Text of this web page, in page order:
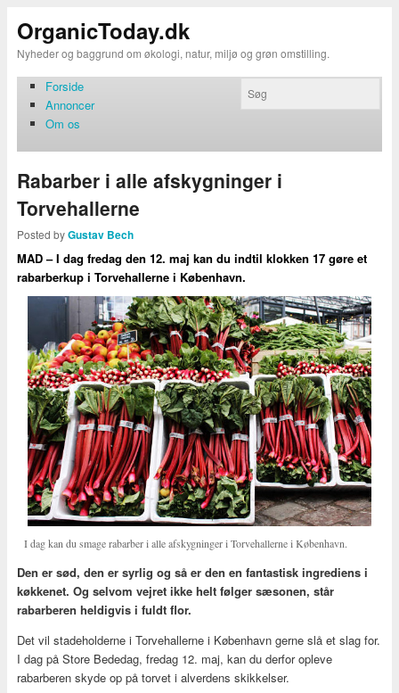
OrganicToday.dk
Nyheder og baggrund om økologi, natur, miljø og grøn omstilling.
Forside
Annoncer
Om os
Rabarber i alle afskygninger i
Torvehallerne
Posted byGustav Bech
MAD – I dag fredag den 12. maj kan du indtil klokken 17 gøre et
rabarberkup i Torvehallerne i København.
I dag kan du smage rabarber i alle afskygninger i Torvehallerne i København.
Den er sød, den er syrlig og så er den en fantastisk ingrediens i
køkkenet. Og selvom vejret ikke helt følger sæsonen, står
rabarberen heldigvis i fuldt flor.
Det vil stadeholderne i Torvehallerne i København gerne slå et slag for.
I dag på Store Bededag, fredag 12. maj, kan du derfor opleve
rabarberen skyde op på torvet i alverdens skikkelser.